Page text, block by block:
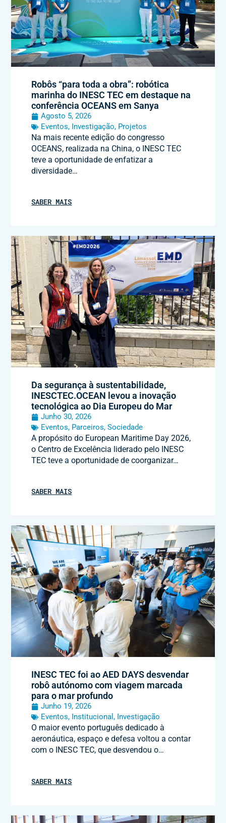
Robôs “para toda a obra”: robótica
marinha do INESC TEC em destaque na
conferência OCEANS em Sanya
Agosto 5, 2026
Eventos, Investigação, Projetos
Na mais recente edição do congresso
OCEANS, realizada na China, o INESC TEC
teve a oportunidade de enfatizar a
diversidade…
SABER MAIS
Da segurança à sustentabilidade,
INESCTEC.OCEAN levou a inovação
tecnológica ao Dia Europeu do Mar
Junho 30, 2026
Eventos, Parceiros,Sociedade
A propósito do European Maritime Day 2026,
o Centro de Excelência liderado pelo INESC
TEC teve a oportunidade de coorganizar…
SABER MAIS
INESC TEC foi ao AED DAYS desvendar
robô autónomo com viagem marcada
para o mar profundo
Junho 19, 2026
Eventos, Institucional, Investigação
O maior evento português dedicado à
aeronáutica, espaço e defesa voltou a contar
com o INESC TEC, que desvendou o…
SABER MAIS